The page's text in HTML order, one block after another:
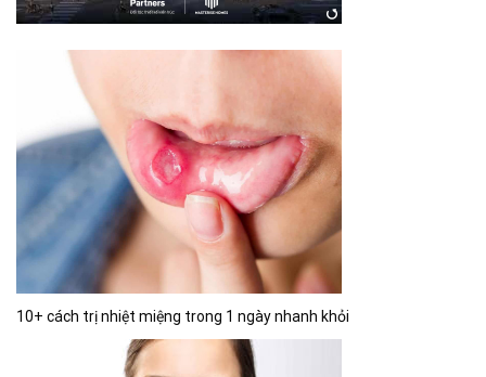
10+ cách trị nhiệt miệng trong 1 ngày nhanh khỏi